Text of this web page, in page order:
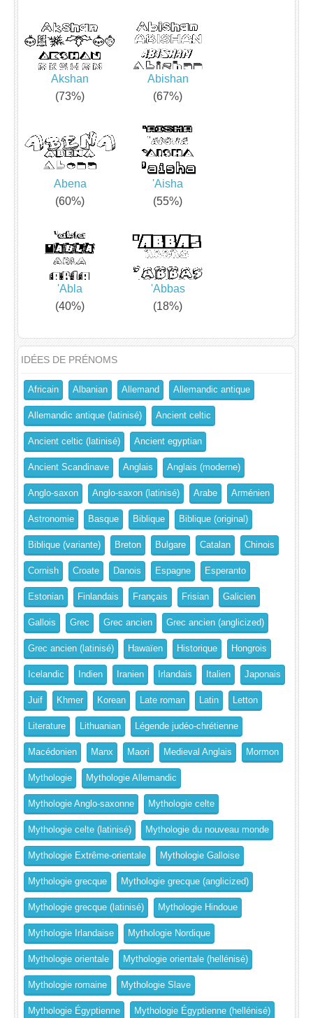
Akshan
(73%)
Abishan
(67%)
Abena
(60%)
'Aisha
(55%)
'Abla
(40%)
'Abbas
(18%)
IDÉES DE PRÉNOMS
Africain Albanian Allemand Allemandic antique
Allemandic antique (latinisé) Ancient celtic
Ancient celtic (latinisé) Ancient egyptian
Ancient Scandinave Anglais Anglais (moderne)
Anglo-saxon Anglo-saxon (latinisé) Arabe Arménien
Astronomie Basque Biblique Biblique (original)
Biblique (variante) Breton Bulgare Catalan Chinois
Cornish Croate Danois Espagne Esperanto
Estonian Finlandais Français Frisian Galicien
Gallois Grec Grec ancien Grec ancien (anglicized)
Grec ancien (latinisé) Hawaïen Historique Hongrois
Icelandic Indien Iranien Irlandais Italien Japonais
Juif Khmer Korean Late roman Latin Letton
Literature Lithuanian Légende judéo-chrétienne
Macédonien Manx Maori Medieval Anglais Mormon
Mythologie Mythologie Allemandic
Mythologie Anglo-saxonne Mythologie celte
Mythologie celte (latinisé) Mythologie du nouveau monde
Mythologie Extrême-orientale Mythologie Galloise
Mythologie grecque Mythologie grecque (anglicized)
Mythologie grecque (latinisé) Mythologie Hindoue
Mythologie Irlandaise Mythologie Nordique
Mythologie orientale Mythologie orientale (hellénisé)
Mythologie romaine Mythologie Slave
Mythologie Égyptienne Mythologie Égyptienne (hellénisé)